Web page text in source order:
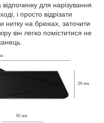
для нарізування
і просто відрізати
нитку на брюках, заточити
він легко поміститися не